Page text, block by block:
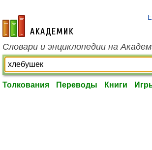
academic.ru
Словари и энциклопедии на
Толкования Переводы Книги